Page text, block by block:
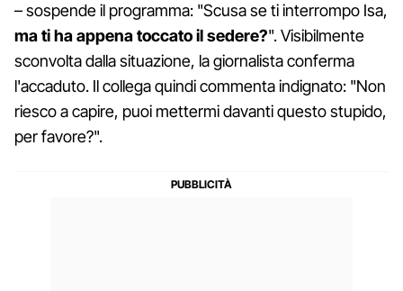
– sospende il programma: "Scusa se ti interrompo Isa,
ma ti ha appena toccato il sedere?". Visibilmente
sconvolta dalla situazione, la giornalista conferma
l'accaduto. Il collega quindi commenta indignato: "Non
riesco a capire, puoi mettermi davanti questo stupido,
per favore?".